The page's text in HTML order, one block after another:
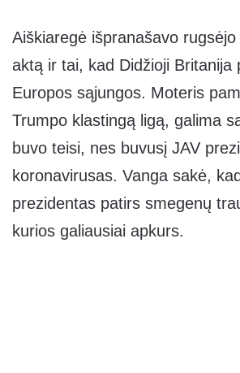
Aiškiaregė išpranašavo
aktą ir tai, kad Didžioji Britanija
Europos sąjungos. Moteris
Trumpo klastingą ligą, galima
buvo teisi, nes buvusį JAV
koronavirusas. Vanga sakė,
prezidentas patirs smegenų
kurios galiausiai apkurs.